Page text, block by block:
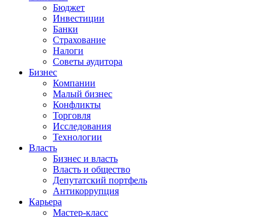
Бюджет
Инвестиции
Банки
Страхование
Налоги
Советы аудитора
Бизнес
Компании
Малый бизнес
Конфликты
Торговля
Исследования
Технологии
Власть
Бизнес и власть
Власть и общество
Депутатский портфель
Антикоррупция
Карьера
Мастер-класс